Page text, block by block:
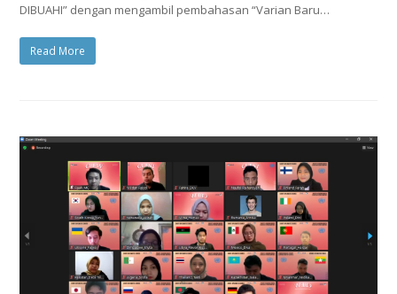
DIBUAHI” dengan mengambil pembahasan “Varian Baru…
Read More